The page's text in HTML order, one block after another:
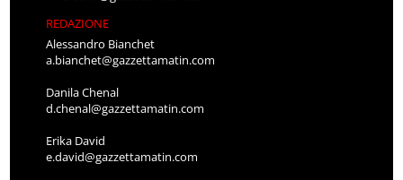
REDAZIONE
Alessandro Bianchet
a.bianchet@gazzettamatin.com
Danila Chenal
d.chenal@gazzettamatin.com
Erika David
e.david@gazzettamatin.com